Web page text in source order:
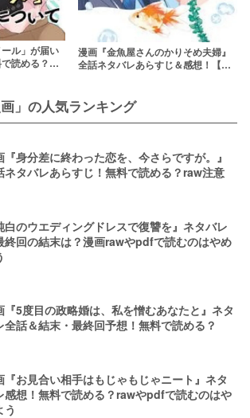
ール」が届い
読める？ネ
漫画『金魚屋さんのかりそめ夫婦』
全話ネタバレあらすじ＆感想！【契
画」の人気ランキング
『身分差に終わった恋を、今さらですが。』
ネタバレあらすじ！無料で読める？raw注意
白のウエディングドレスで復讐を』ネタバレ
終回の結末は？漫画rawやpdfで読むのはやめ
『5度目の政略婚は、私を憎むあなたと』ネタ
全話＆結末・最終回予想！無料で読める？
『お見合い相手はもじゃもじゃニート』ネタ
感想！無料で読める？rawやpdfで読むのはや
う